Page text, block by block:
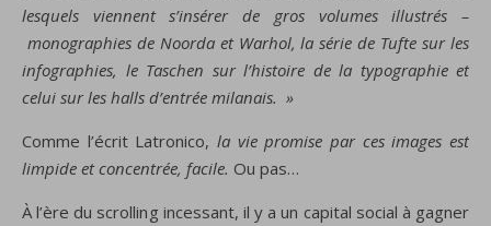
lesquels viennent s’insérer de gros volumes illustrés –
monographies de Noorda et Warhol, la série de Tufte sur les
infographies, le Taschen sur l’histoire de la typographie et
celui sur les halls d’entrée milanais. »
Comme l’écrit Latronico, la vie promise par ces images est
limpide et concentrée, facile. Ou pas…
À l’ère du scrolling incessant, il y a un capital social à gagner